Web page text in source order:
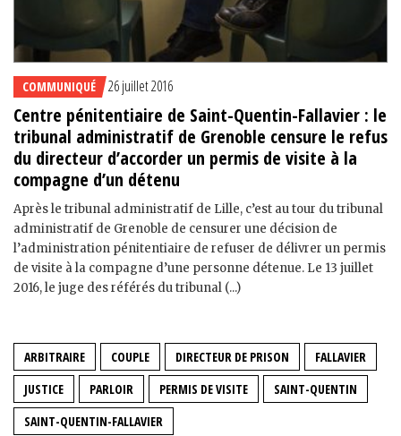
COMMUNIQUÉ 26 juillet 2016
Centre pénitentiaire de Saint-Quentin-Fallavier : le
tribunal administratif de Grenoble censure le refus
du directeur d’accorder un permis de visite à la
compagne d’un détenu
Après le tribunal administratif de Lille, c’est au tour du tribunal
administratif de Grenoble de censurer une décision de
l’administration pénitentiaire de refuser de délivrer un permis
de visite à la compagne d’une personne détenue. Le 13 juillet
2016, le juge des référés du tribunal (...)
ARBITRAIRE COUPLE DIRECTEUR DE PRISON
FALLAVIER
JUSTICE
PARLOIR PERMIS DE VISITE
SAINT-QUENTIN
SAINT-QUENTIN-FALLAVIER